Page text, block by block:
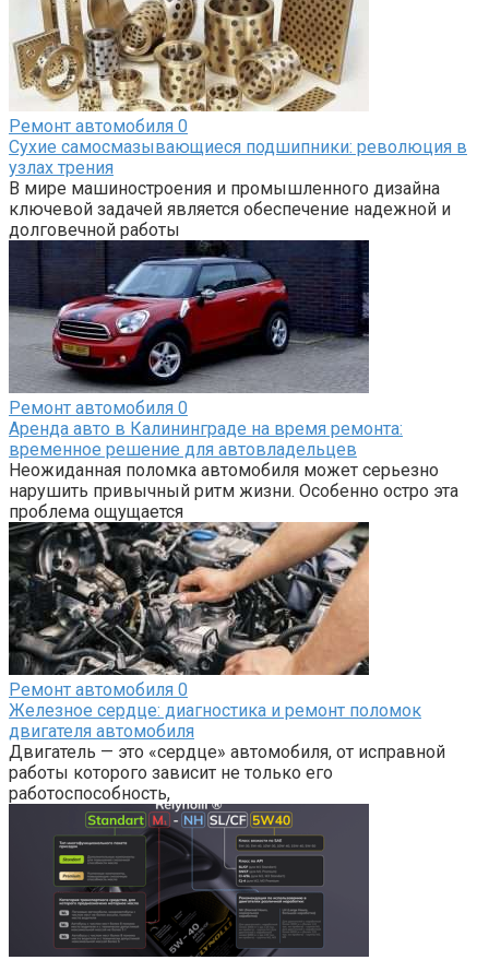
Ремонт автомобиля 0
Сухие самосмазывающиеся подшипники: революция в
узлах трения
В мире машиностроения и промышленного дизайна
ключевой задачей является обеспечение надежной и
долговечной работы
Ремонт автомобиля 0
Аренда авто в Калининграде на время ремонта:
временное решение для автовладельцев
Неожиданная поломка автомобиля может серьезно
нарушить привычный ритм жизни. Особенно остро эта
проблема ощущается
Ремонт автомобиля 0
Железное сердце: диагностика и ремонт поломок
двигателя автомобиля
Двигатель — это «сердце» автомобиля, от исправной
работы которого зависит не только его
работоспособность,